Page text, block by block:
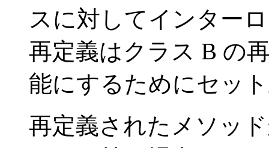
スに対してインター
再定義はクラス B の
能にするためにセッ
再定義されたメソッ